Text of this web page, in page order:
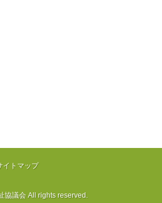
イトマップ
協議会 All rights reserved.